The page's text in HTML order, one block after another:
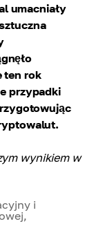
umacniały
ten rok
przypadki
wynikiem w
i